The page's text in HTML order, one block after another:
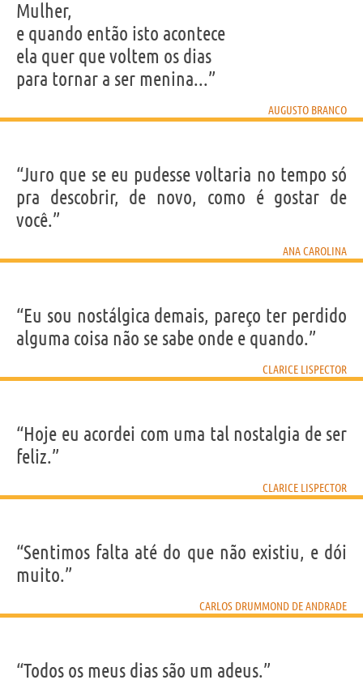
Mulher,
e quando então isto acontece
ela quer que voltem os dias
para tornar a ser menina...”
AUGUSTO BRANCO
“Juro que se eu pudesse voltaria no tempo só
pra descobrir, de novo, como é gostar de
você.”
ANA CAROLINA
“Eu sou nostálgica demais, pareço ter perdido
alguma coisa não se sabe onde e quando.”
CLARICE LISPECTOR
“Hoje eu acordei com uma tal nostalgia de ser
feliz.”
CLARICE LISPECTOR
“Sentimos falta até do que não existiu, e dói
muito.”
CARLOS DRUMMOND DE ANDRADE
“Todos os meus dias são um adeus.”